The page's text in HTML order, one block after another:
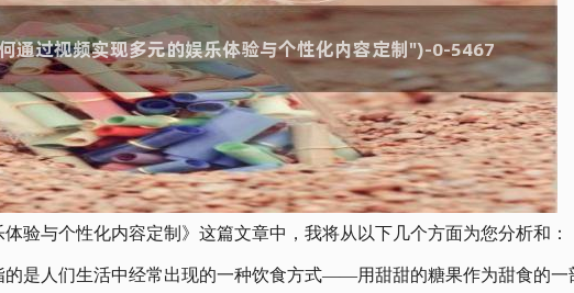
验与个性化内容定制》这篇文章中，我将从以下几个方面为您分析和：
是人们生活中经常出现的一种饮食方式——用甜甜的糖果作为甜食的一